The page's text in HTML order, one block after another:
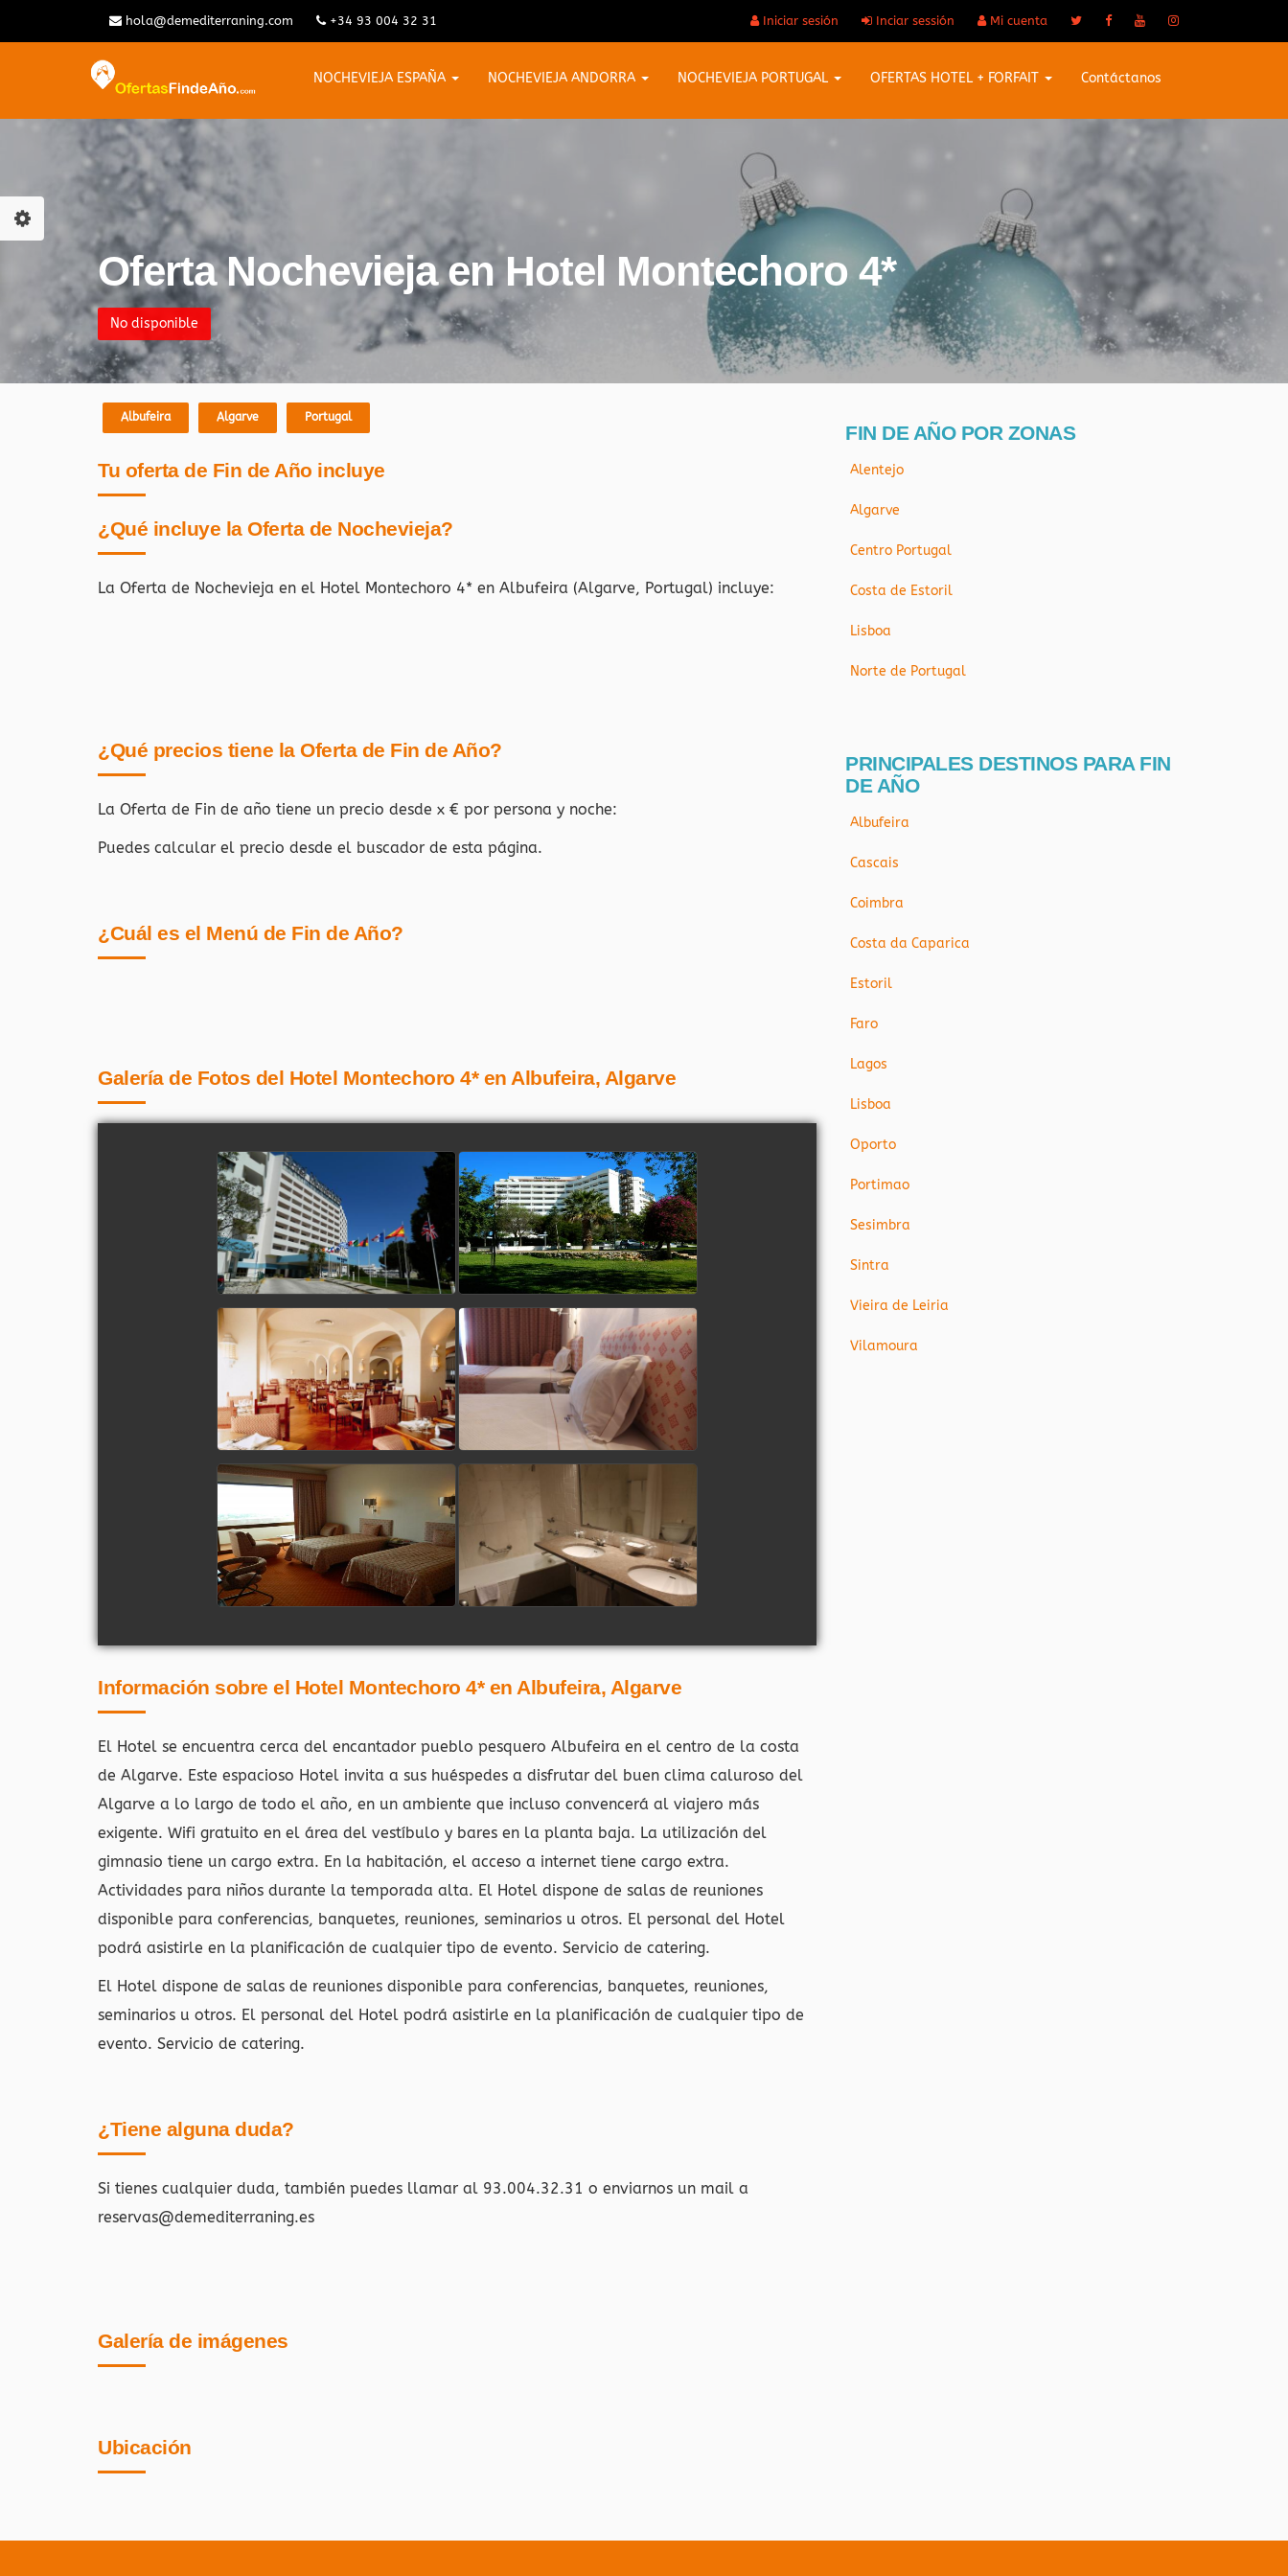
hola@demediterraning.com +34 93 004 32 31 Iniciar sesión Inciar sessión Mi cuenta
NOCHEVIEJA ESPAÑA NOCHEVIEJA ANDORRA NOCHEVIEJA PORTUGAL OFERTAS HOTEL + FORFAIT Contáctanos
Oferta Nochevieja en Hotel Montechoro 4*
No disponible
Albufeira Algarve Portugal
Tu oferta de Fin de Año incluye
¿Qué incluye la Oferta de Nochevieja?
La Oferta de Nochevieja en el Hotel Montechoro 4* en Albufeira (Algarve, Portugal) incluye:
¿Qué precios tiene la Oferta de Fin de Año?
La Oferta de Fin de año tiene un precio desde x € por persona y noche:
Puedes calcular el precio desde el buscador de esta página.
¿Cuál es el Menú de Fin de Año?
Galería de Fotos del Hotel Montechoro 4* en Albufeira, Algarve
Información sobre el Hotel Montechoro 4* en Albufeira, Algarve
El Hotel se encuentra cerca del encantador pueblo pesquero Albufeira en el centro de la costa
de Algarve. Este espacioso Hotel invita a sus huéspedes a disfrutar del buen clima caluroso del
Algarve a lo largo de todo el año, en un ambiente que incluso convencerá al viajero más
exigente. Wifi gratuito en el área del vestíbulo y bares en la planta baja. La utilización del
gimnasio tiene un cargo extra. En la habitación, el acceso a internet tiene cargo extra.
Actividades para niños durante la temporada alta. El Hotel dispone de salas de reuniones
disponible para conferencias, banquetes, reuniones, seminarios u otros. El personal del Hotel
podrá asistirle en la planificación de cualquier tipo de evento. Servicio de catering.
El Hotel dispone de salas de reuniones disponible para conferencias, banquetes, reuniones,
seminarios u otros. El personal del Hotel podrá asistirle en la planificación de cualquier tipo de
evento. Servicio de catering.
¿Tiene alguna duda?
Si tienes cualquier duda, también puedes llamar al 93.004.32.31 o enviarnos un mail a
reservas@demediterraning.es
Galería de imágenes
Ubicación
FIN DE AÑO POR ZONAS
Alentejo
Algarve
Centro Portugal
Costa de Estoril
Lisboa
Norte de Portugal
PRINCIPALES DESTINOS PARA FIN
DE AÑO
Albufeira
Cascais
Coimbra
Costa da Caparica
Estoril
Faro
Lagos
Lisboa
Oporto
Portimao
Sesimbra
Sintra
Vieira de Leiria
Vilamoura